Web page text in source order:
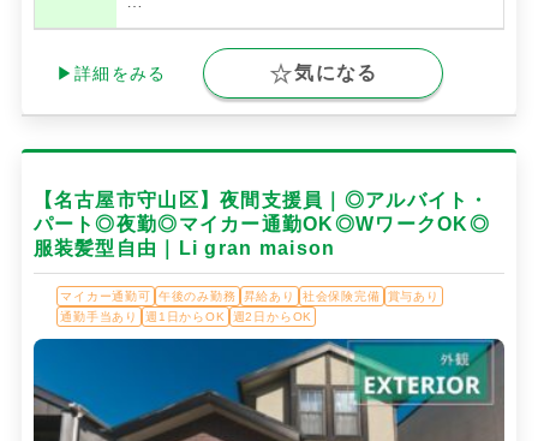
▶詳細をみる 気になる
【名古屋市守山区】夜間支援員｜◎アルバイト・
パート◎夜勤◎マイカー通勤OK◎WワークOK◎
服装髪型自由｜Li gran maison
マイカー通勤可 午後のみ勤務 昇給あり 社会保険完備
賞与あり
通勤手当あり
週1日からOK 週2日からOK